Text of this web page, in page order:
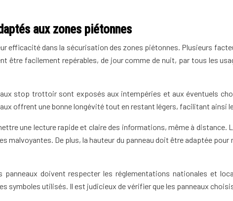
aux zones piétonnes
efficacité dans la sécurisation des zones piétonnes. Plusieurs
facilement repérables, de jour comme de nuit, par tous les
stop trottoir sont exposés aux intempéries et aux éventuels
offrent une bonne longévité tout en restant légers, facilitant ainsi
une lecture rapide et claire des informations, même à
De plus, la hauteur du panneau doit être adaptée
doivent respecter les réglementations nationales et
utilisés. Il est judicieux de vérifier que les panneaux